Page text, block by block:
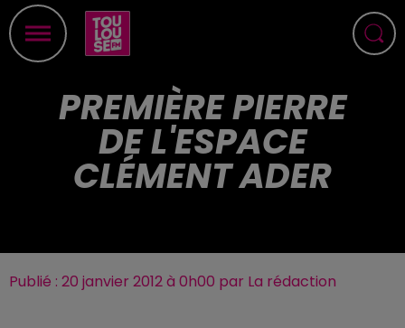
PREMIÈRE PIERRE
DE L'ESPACE
CLÉMENT ADER
Publié : 20 janvier 2012 à 0h00 par La rédaction